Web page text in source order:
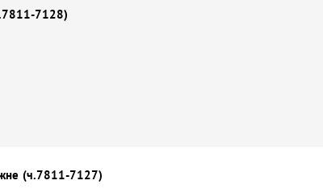
7128)
(ч.7811-7127)